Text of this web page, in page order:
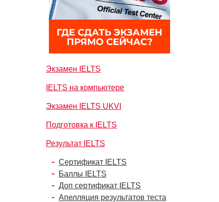
Экзамен IELTS
IELTS на компьютере
Экзамен IELTS UKVI
Подготовка к IELTS
Результат IELTS
Сертификат IELTS
Баллы IELTS
Доп сертификат IELTS
Апелляция результатов теста